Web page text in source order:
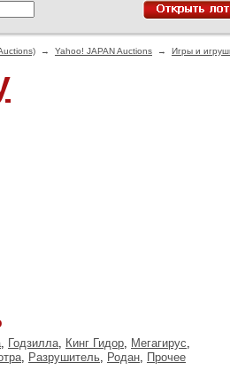
→ Yahoo! JAPAN Auctions → Игры и
, Годзилла, Кинг Гидор, Мегагирус,
, Разрушитель, Родан, Прочее